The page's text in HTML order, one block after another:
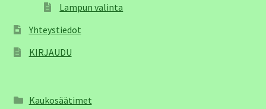
Lampun valinta
Yhteystiedot
KIRJAUDU
Kaukosäätimet